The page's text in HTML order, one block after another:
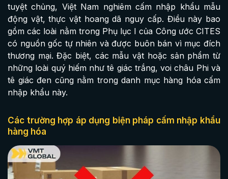
tuyệt chủng, Việt Nam nghiêm cấm nhập khẩu mẫu
động vật, thực vật hoang dã nguy cấp. Điều này bao
gồm các loài nằm trong Phụ lục I của Công ước CITES
có nguồn gốc tự nhiên và được buôn bán vì mục đích
thương mại. Đặc biệt, các mẫu vật hoặc sản phẩm từ
những loài quý hiếm như tê giác trắng, voi châu Phi và
tê giác đen cũng nằm trong danh mục hàng hóa cấm
nhập khẩu này.
Các trường hợp áp dụng biện pháp cấm nhập khẩu
hàng hóa